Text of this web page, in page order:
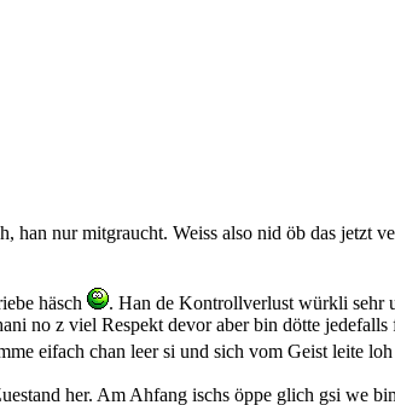
han nur mitgraucht. Weiss also nid öb das jetzt
häsch
. Han de Kontrollverlust würkli sehr
z viel Respekt devor aber bin dötte jedefalls
eifach chan leer si und sich vom Geist leite loh
her. Am Ahfang ischs öppe glich gsi we